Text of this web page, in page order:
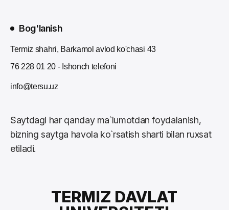
Bog'lanish
Termiz shahri, Barkamol avlod ko'chasi 43
76 228 01 20 - Ishonch telefoni
info@tersu.uz
Saytdagi har qanday ma`lumotdan foydalanish,
bizning saytga havola ko`rsatish sharti bilan ruxsat
etiladi.
TERMIZ DAVLAT